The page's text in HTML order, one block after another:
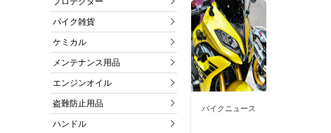
バイク雑貨
ケミカル
メンテナンス用品
エンジンオイル
盗難防止用品
ハンドル
バイクニュース